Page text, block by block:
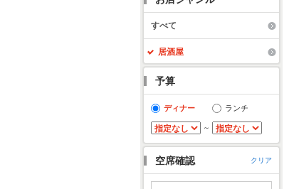
すべて
居酒屋
予算
ディナー ランチ
～
空席確認 クリア